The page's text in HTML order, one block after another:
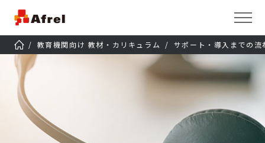
教育機関向け 教材・カリキュラム サポート・導入までの流